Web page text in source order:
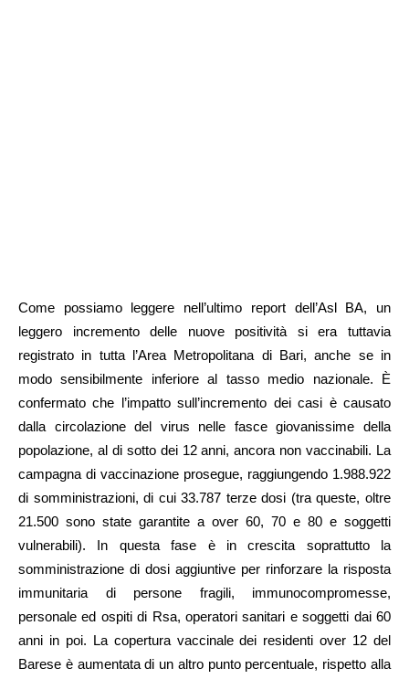
Come possiamo leggere nell’ultimo report dell’Asl BA, un
leggero incremento delle nuove positività si era tuttavia
registrato in tutta l’Area Metropolitana di Bari, anche se in
modo sensibilmente inferiore al tasso medio nazionale. È
confermato che l’impatto sull’incremento dei casi è causato
dalla circolazione del virus nelle fasce giovanissime della
popolazione, al di sotto dei 12 anni, ancora non vaccinabili. La
campagna di vaccinazione prosegue, raggiungendo 1.988.922
di somministrazioni, di cui 33.787 terze dosi (tra queste, oltre
21.500 sono state garantite a over 60, 70 e 80 e soggetti
vulnerabili). In questa fase è in crescita soprattutto la
somministrazione di dosi aggiuntive per rinforzare la risposta
immunitaria di persone fragili, immunocompromesse,
personale ed ospiti di Rsa, operatori sanitari e soggetti dai 60
anni in poi. La copertura vaccinale dei residenti over 12 del
Barese è aumentata di un altro punto percentuale, rispetto alla